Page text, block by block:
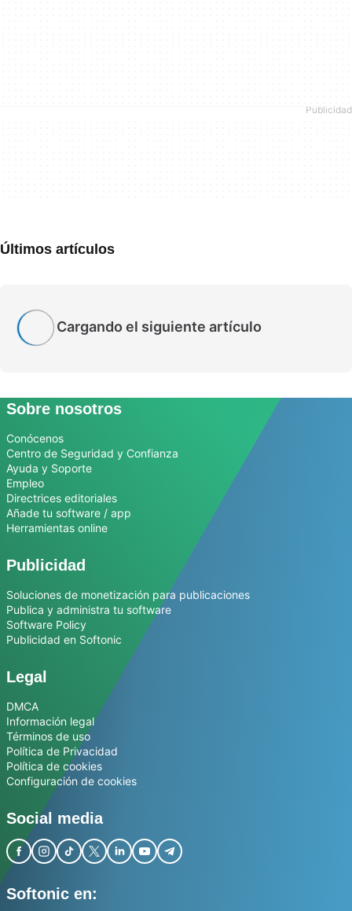
Últimos artículos
Cargando el siguiente artículo
Sobre nosotros
Conócenos
Centro de Seguridad y Confianza
Ayuda y Soporte
Empleo
Directrices editoriales
Añade tu software / app
Herramientas online
Publicidad
Soluciones de monetización para publicaciones
Publica y administra tu software
Software Policy
Publicidad en Softonic
Legal
DMCA
Información legal
Términos de uso
Política de Privacidad
Política de cookies
Configuración de cookies
Social media
Softonic en: